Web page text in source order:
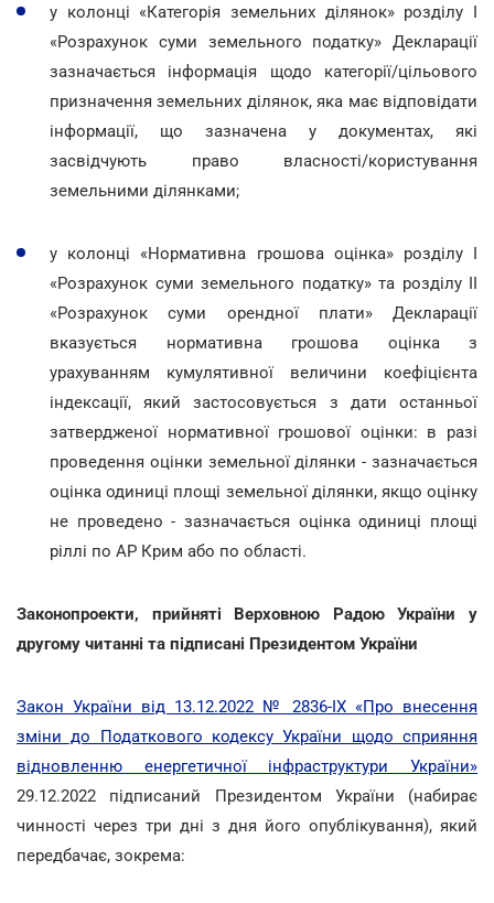
у колонці «Категорія земельних ділянок» розділу І
«Розрахунок суми земельного податку» Декларації
зазначається інформація щодо категорії/цільового
призначення земельних ділянок, яка має відповідати
інформації, що зазначена у документах, які
засвідчують право власності/користування
земельними ділянками;
у колонці «Нормативна грошова оцінка» розділу І
«Розрахунок суми земельного податку» та розділу ІІ
«Розрахунок суми орендної плати» Декларації
вказується нормативна грошова оцінка з
урахуванням кумулятивної величини коефіцієнта
індексації, який застосовується з дати останньої
затвердженої нормативної грошової оцінки: в разі
проведення оцінки земельної ділянки - зазначається
оцінка одиниці площі земельної ділянки, якщо оцінку
не проведено - зазначається оцінка одиниці площі
ріллі по АР Крим або по області.
Законопроекти, прийняті Верховною Радою України у
другому читанні та підписані Президентом України
Закон України від 13.12.2022 № 2836-ІХ «Про внесення
зміни до Податкового кодексу України щодо сприяння
відновленню енергетичної інфраструктури України»
29.12.2022 підписаний Президентом України (набирає
чинності через три дні з дня його опублікування), який
передбачає, зокрема: